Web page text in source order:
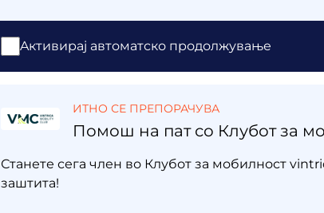
Aктивирај автоматско продолжување
ИТНО СЕ ПРЕПОРАЧУВА
Помош на пат со Клубот за
Станете сега член во Клубот за мобилност
заштита!